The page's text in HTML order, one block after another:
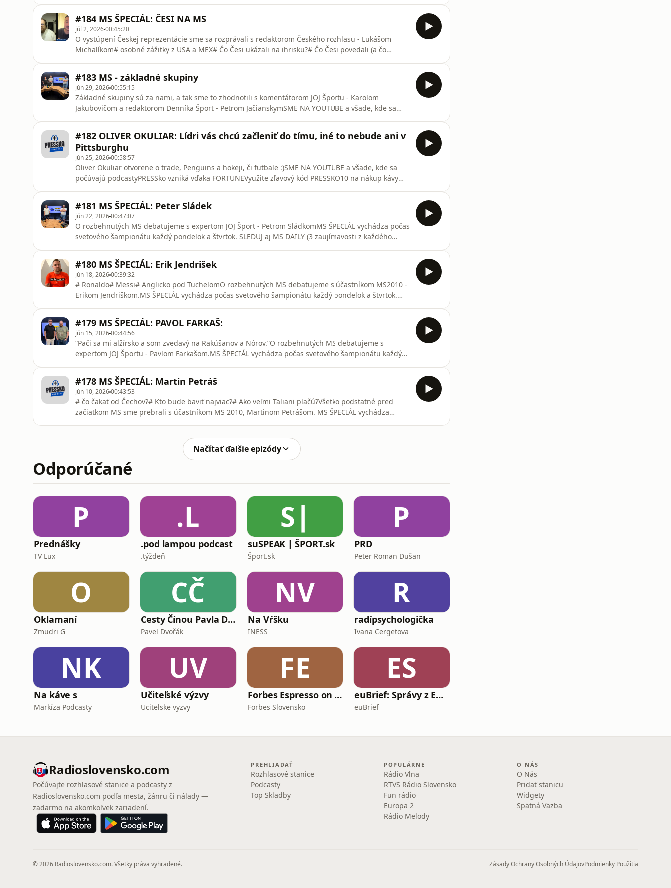
počúvajú podcastyPRESSko vzniká vďaka FORTUNE
#184 MS ŠPECIÁL: ČESI NA MS
júl 2, 202600:45:20
O vystúpení Českej reprezentácie sme sa rozprávali s redaktorom Českého rozhlasu - Lukášom
Michalíkom# osobné zážitky z USA a MEX# Čo Česi ukázali na ihrisku?# Čo Česi povedali (a čo
#183 MS - základné skupiny
jún 29, 202600:55:15
Základné skupiny sú za nami, a tak sme to zhodnotili s komentátorom JOJ Športu - Karolom
Jakubovičom a redaktorom Denníka Šport - Petrom JačianskymSME NA YOUTUBE a všade, kde sa
#182 OLIVER OKULIAR: Lídri vás chcú začleniť do tímu, iné to nebude ani v
Pittsburghu
jún 25, 202600:58:57
Oliver Okuliar otvorene o trade, Penguins a hokeji, či futbale :)SME NA YOUTUBE a všade, kde sa
počúvajú podcastyPRESSko vzniká vďaka FORTUNEVyužite zľavový kód PRESSKO10 na nákup kávy
#181 MS ŠPECIÁL: Peter Sládek
jún 22, 202600:47:07
O rozbehnutých MS debatujeme s expertom JOJ Šport - Petrom SládkomMS ŠPECIÁL vychádza počas
svetového šampionátu každý pondelok a štvrtok. SLEDUJ aj MS DAILY (3 zaujímavosti z každého
podcasty.PRESSko vzniká vďaka @fortuna_sk
#180 MS ŠPECIÁL: Erik Jendrišek
jún 18, 202600:39:32
# Ronaldo# Messi# Anglicko pod TuchelomO rozbehnutých MS debatujeme s účastníkom MS2010 -
Erikom Jendriškom.MS ŠPECIÁL vychádza počas svetového šampionátu každý pondelok a štvrtok.
NA YOUTUBE a všade, kde počúvate podcasty.PRESSko vzniká vďaka @fortuna_sk
#179 MS ŠPECIÁL: PAVOL FARKAŠ:
jún 15, 202600:44:56
“Pači sa mi alžírsko a som zvedavý na Rakúšanov a Nórov.”O rozbehnutých MS debatujeme s
expertom JOJ Športu - Pavlom Farkašom.MS ŠPECIÁL vychádza počas svetového šampionátu každý
sociálnych sieťachSME NA YOUTUBE a všade, kde počúvate podcasty.PRESSko vzniká vďaka
@fortuna_sk
#178 MS ŠPECIÁL: Martin Petráš
jún 10, 202600:43:53
# čo čakať od Čechov?# Kto bude baviť najviac?# Ako veľmi Taliani plačú?Všetko podstatné pred
začiatkom MS sme prebrali s účastníkom MS 2010, Martinom Petrášom. MS ŠPECIÁL vychádza
podcasty.PRESSko vzniká vďaka @fortu
Načítať ďalšie epizódy
Odporúčané
P
Prednášky
TV Lux
.L
.pod lampou podcast
.týždeň
S∣
suSPEAK ∣ ŠPORT.sk
Šport.sk
P
PRD
Peter Roman Dušan
O
Oklamaní
Zmudri G
CČ
Cesty Čínou Pavla Dvořáka
Pavel Dvořák
NV
Na Vŕšku
INESS
R
radípsychologička
Ivana Cergetova
NK
Na káve s
Markíza Podcasty
UV
Učiteľské výzvy
Ucitelske vyzvy
FE
Forbes Espresso on Air
Forbes Slovensko
ES
euBrief: Správy z Európskej únie
euBrief
Radioslovensko.com
Počúvajte rozhlasové stanice a podcasty z
Radioslovensko.com podľa mesta, žánru či nálady —
zadarmo na akomkoľvek zariadení.
PREHLIADAŤ
Rozhlasové stanice
Podcasty
Top Skladby
POPULÁRNE
Rádio Vlna
RTVS Rádio Slovensko
Fun rádio
Europa 2
Rádio Melody
O NÁS
O Nás
Pridať stanicu
Widgety
Spätná Väzba
© 2026 Radioslovensko.com. Všetky práva vyhradené. Zásady Ochrany Osobných ÚdajovPodmienky Použitia